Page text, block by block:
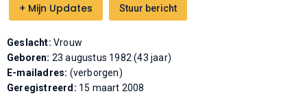
+ Mijn Updates Stuur bericht
Geslacht: Vrouw
Geboren: 23 augustus 1982 (43 jaar)
E-mailadres: (verborgen)
Geregistreerd: 15 maart 2008